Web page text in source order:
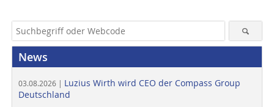
News
03.08.2026 | Luzius Wirth wird CEO der Compass Group
Deutschland